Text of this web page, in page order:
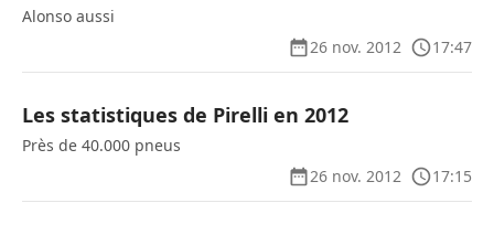
Alonso aussi
26 nov. 2012
17:47
Les statistiques de Pirelli en 2012
Près de 40.000 pneus
26 nov. 2012
17:15